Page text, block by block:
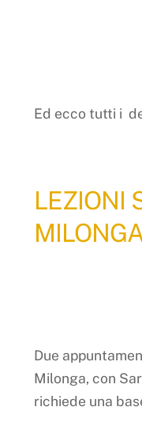
Ed ecco tutti i
LEZIONI
Due
Milonga, con
richiede una